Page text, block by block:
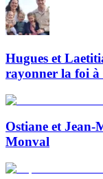
Hugues et
rayonner la foi à
Ostiane et Jean-
Monval